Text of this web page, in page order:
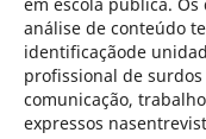
análise de conteúdo
identificaçãode
profissional de
comunicação,
expressos